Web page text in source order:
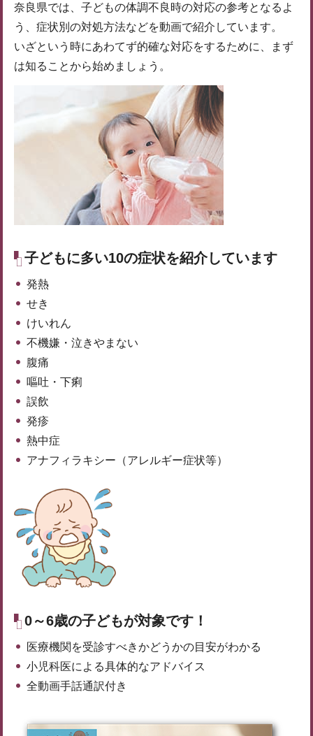
奈良県では、子どもの体調不良時の対応の参考となるよ
う、症状別の対処方法などを動画で紹介しています。
いざという時にあわてず的確な対応をするために、まず
は知ることから始めましょう。
子どもに多い10の症状を紹介しています
発熱
せき
けいれん
不機嫌・泣きやまない
腹痛
嘔吐・下痢
誤飲
発疹
熱中症
アナフィラキシー（アレルギー症状等）
0～6歳の子どもが対象です！
医療機関を受診すべきかどうかの目安がわかる
小児科医による具体的なアドバイス
全動画手話通訳付き